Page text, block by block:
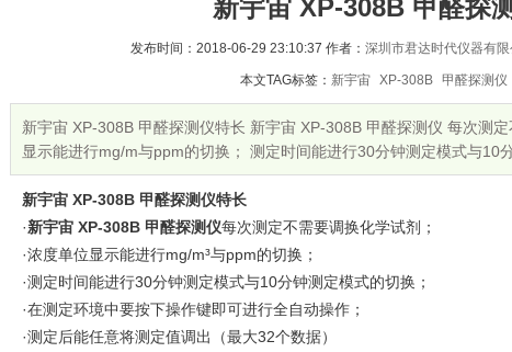
新宇宙 XP-308B 甲醛探
发布时间：2018-06-29 23:10:37 作者： 深圳市君达时代仪器有限
本文TAG标签： 新宇宙 XP-308B 甲醛探测仪
新宇宙 XP-308B 甲醛探测仪特长 新宇宙 XP-308B 甲醛探测仪 每次测
显示能进行mg/m与ppm的切换； 测定时间能进行30分钟测定模式与10
新宇宙 XP-308B 甲醛探测仪特长
·新宇宙 XP-308B 甲醛探测仪每次测定不需要调换化学试剂；
·浓度单位显示能进行mg/m³与ppm的切换；
·测定时间能进行30分钟测定模式与10分钟测定模式的切换；
·在测定环境中要按下操作键即可进行全自动操作；
·测定后能任意将测定值调出（最大32个数据）